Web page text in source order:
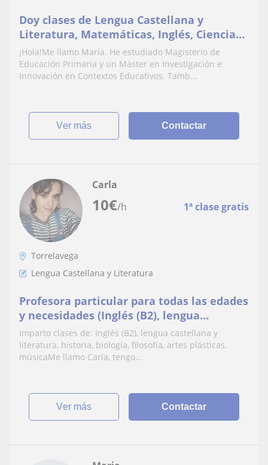
Doy clases de Lengua Castellana y
Literatura, Matemáticas, Inglés, Ciencias
Naturales, Ciencias Sociales, Francés
¡Hola!Me llamo María. He estudiado Magisterio de
Educación Primaria y un Máster en Investigación e
Innovación en Contextos Educativos. Tamb...
ver más Contactar
10€/h 1ª clase gratis
Carla
Torrelavega
Lengua Castellana y Literatura
Profesora particular para todas las edades
y necesidades (Inglés (B2), lengua
castellana y literatura, historia, biología,
filosof
Imparto clases de: Inglés (B2), lengua castellana y
literatura, historia, biología, filosofía, artes plásticas,
músicaMe llamo Carla, tengo...
ver más Contactar